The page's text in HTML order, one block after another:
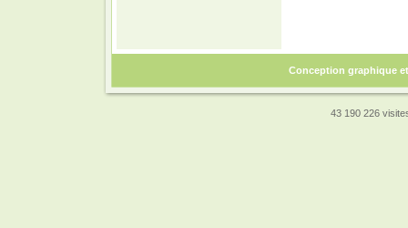
Conception graphique
43 190 226